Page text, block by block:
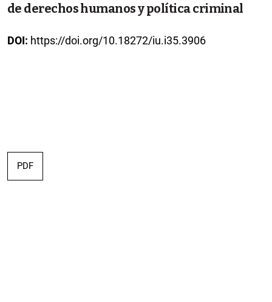
de derechos humanos y política criminal
DOI: https://doi.org/10.18272/iu.i35.3906
PDF